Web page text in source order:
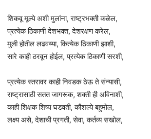
शिकवू मूल्ये अशी मुलांना, राष्ट्रभक्ती कळेल,
प्रत्येक ठिकाणी देशभक्त, देशरक्षण करेल,
मुली होतील लढवय्या, कित्येक ठिकाणी झाशी,
सारे काही ठरवून होईल, प्रत्येक ठिकाणी सरशी,
प्रत्येक स्तरावर काही निवडक ठेऊ ते संन्यासी,
राष्ट्रासाठी सतत जागरूक, शक्ती ही अविनाशी,
काही शिक्षक शिष्य घडवती, कौशल्ये बहुमोल,
लक्ष्य असे, देशाची प्रगती, सेवा, कर्तव्य सखोल,